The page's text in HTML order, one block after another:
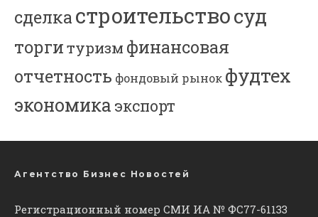
сделкастроительствосуд
торгитуризм финансовая
отчетность фондовый рынок фудтех
экономика экспорт
Агентство Бизнес Новостей
Регистрационный номер СМИ ИА № ФС77-61133